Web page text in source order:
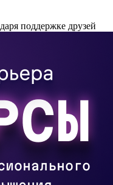
поддержке друзей